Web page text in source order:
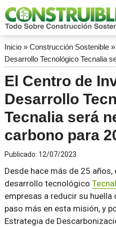
Inicio» Construcción Sostenible»
Desarrollo Tecnológico Tecnalia
El Centro de
Desarrollo
Tecnalia será
carbono para
Publicado: 12/07/2023
Desde hace más de 25
desarrollo tecnológico
empresas a reducir su huella
paso más en esta misión, y
Estrategia de